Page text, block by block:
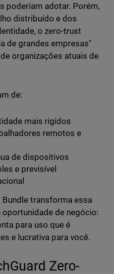
poderiam adotar. Porém,
distribuído e dos
o zero-trust
de grandes empresas"
organizações atuais de
de:
mais rígidos
remotos e
de dispositivos
e previsível
Bundle transforma essa
de negócio:
para uso que é
e lucrativa para você.
Zero-